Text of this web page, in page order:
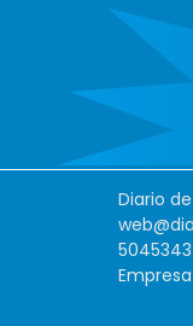
Diario